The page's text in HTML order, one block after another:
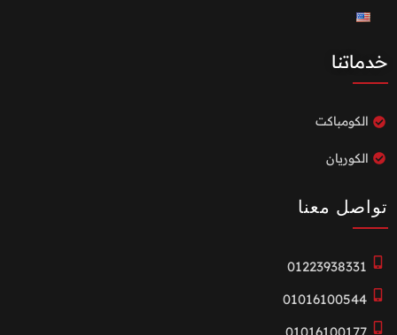
خدماتنا
الكومباكت
الكوريان
تواصل معنا
01223938331
01016100544
01016100177